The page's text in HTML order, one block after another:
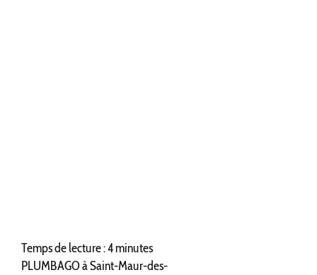
Temps de lecture : 4 minutes
PLUMBAGO à Saint-Maur-des-